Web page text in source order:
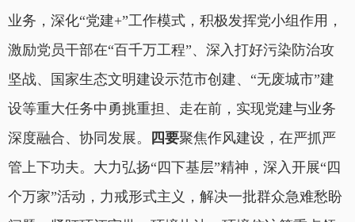
业务，深化“党建+”工作模式，积极发挥党小组作用，
激励党员干部在“百千万工程”、深入打好污染防治攻
坚战、国家生态文明建设示范市创建、“无废城市”建
设等重大任务中勇挑重担、走在前，实现党建与业务
深度融合、协同发展。
四要聚焦作风建设，在严抓严
管上下功夫。大力弘扬“四下基层”精神，深入开展“四
个万家”活动，力戒形式主义，解决一批群众急难愁盼